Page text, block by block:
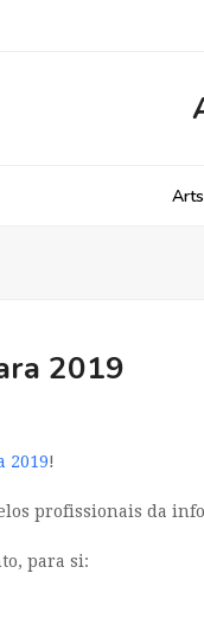
2019
2019!
profissionais da
para si: